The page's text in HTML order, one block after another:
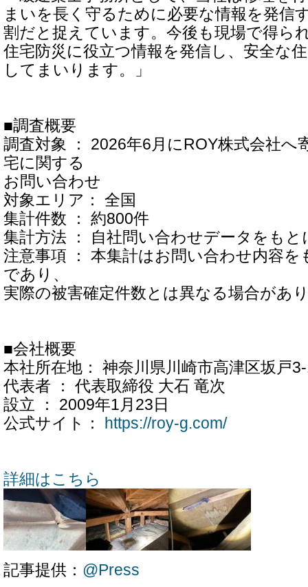
まいを長く守るために必要な情報を発信
割だと捉えています。今後も現場で得ら
住宅防災に役立つ情報を発信し、安全な
してまいります。」
■調査概要
調査対象 ： 2026年6月にROY株式会社へ
宅に関する
お問い合わせ
対象エリア： 全国
集計件数 ： 約800件
集計方法 ： 自社問い合わせデータをもと
注意事項 ： 本集計はお問い合わせ内容
であり、
実際の被害確定件数とは異なる場合があ
■会社概要
本社所在地： 神奈川県川崎市高津区坂戸
代表者 ： 代表取締役 大石 竜次
設立 ： 2009年1月23日
公式サイト：
https://roy-g.com/
詳細はこちら
記事提供： @Press